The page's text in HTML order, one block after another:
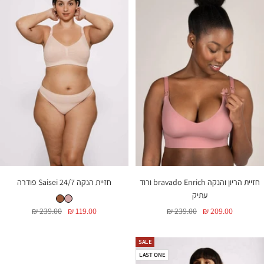
עתיק
חזיית הריון והנקה bravado Enrich ורוד
עתיק
מחיר
209.00 ₪
מחיר
239.00 ₪
חזיית הנקה Saisei 24/7 פודרה
חזיית הנקה Saisei 24/7 פודרהחזיית הנקה Saisei 24/7 קינמון
מחיר
119.00 ₪
מחיר
239.00 ₪
SALE
LAST ONE